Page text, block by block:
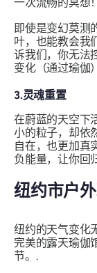
一次流畅的冥想！
即使是变幻莫测
叶，也能教会我
诉我们，你无法
变化（通过瑜伽
3.灵魂重置
在蔚蓝的天空下
小的粒子，却依
自在，也更加真
负能量，让你回
纽约市户
纽约的天气变化
完美的露天瑜伽
节。.